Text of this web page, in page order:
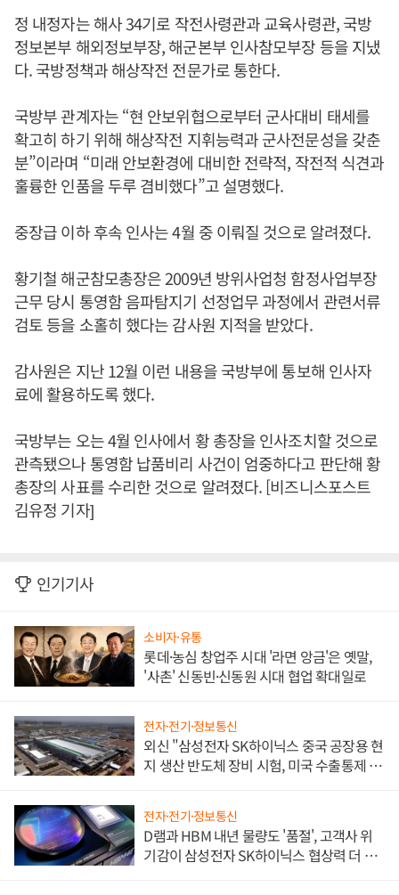
정 내정자는 해사 34기로 작전사령관과 교육사령관, 국방
정보본부 해외정보부장, 해군본부 인사참모부장 등을 지냈
다. 국방정책과 해상작전 전문가로 통한다.
국방부 관계자는 “현 안보위협으로부터 군사대비 태세를
확고히 하기 위해 해상작전 지휘능력과 군사전문성을 갖춘
분”이라며 “미래 안보환경에 대비한 전략적, 작전적 식견과
훌륭한 인품을 두루 겸비했다”고 설명했다.
중장급 이하 후속 인사는 4월 중 이뤄질 것으로 알려졌다.
황기철 해군참모총장은 2009년 방위사업청 함정사업부장
근무 당시 통영함 음파탐지기 선정업무 과정에서 관련서류
검토 등을 소홀히 했다는 감사원 지적을 받았다.
감사원은 지난 12월 이런 내용을 국방부에 통보해 인사자
료에 활용하도록 했다.
국방부는 오는 4월 인사에서 황 총장을 인사조치할 것으로
관측됐으나 통영함 납품비리 사건이 엄중하다고 판단해 황
총장의 사표를 수리한 것으로 알려졌다. [비즈니스포스트
김유정 기자]
인기기사
소비자·유통
롯데·농심 창업주 시대 '라면 앙금'은 옛말,
'사촌' 신동빈·신동원 시대 협업 확대일로
전자·전기·정보통신
외신 "삼성전자 SK하이닉스 중국 공장용 현
지 생산 반도체 장비 시험, 미국 수출통제 대
전자·전기·정보통신
D램과 HBM 내년 물량도 '품절', 고객사 위
기감이 삼성전자 SK하이닉스 협상력 더 키